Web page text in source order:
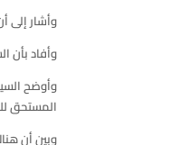
وأشار إلى
وأفاد بأن الشركة
وأوضح
المستحق